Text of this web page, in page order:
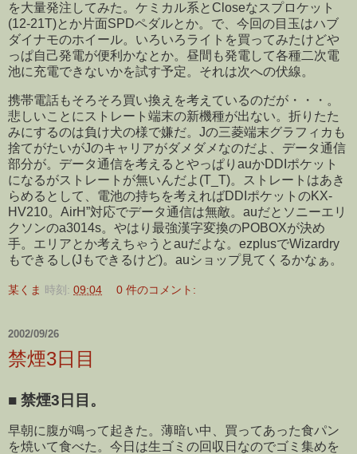
を大量発注してみた。ケミカル系とCloseなスプロケット
(12-21T)とか片面SPDペダルとか。で、今回の目玉はハブ
ダイナモのホイール。いろいろライトを買ってみたけどや
っぱ自己発電が便利かなとか。昼間も発電して各種二次電
池に充電できないかを試す予定。それは次への伏線。
携帯電話もそろそろ買い換えを考えているのだが・・・。
悲しいことにストレート端末の新機種が出ない。折りたた
みにするのは負け犬の様で嫌だ。Jの三菱端末グラフィカも
捨てがたいがJのキャリアがダメダメなのだよ、データ通信
部分が。データ通信を考えるとやっぱりauかDDIポケット
になるがストレートが無いんだよ(T_T)。ストレートはあき
らめるとして、電池の持ちを考えればDDIポケットのKX-
HV210。AirH”対応でデータ通信は無敵。auだとソニーエリ
クソンのa3014s。やはり最強漢字変換のPOBOXが決め
手。エリアとか考えちゃうとauだよな。ezplusでWizardry
もできるし(Jもできるけど)。auショップ見てくるかなぁ。
某くま 時刻: 09:04 0 件のコメント:
2002/09/26
禁煙3日目
■ 禁煙3日目。
早朝に腹が鳴って起きた。薄暗い中、買ってあった食パン
を焼いて食べた。今日は生ゴミの回収日なのでゴミ集めを